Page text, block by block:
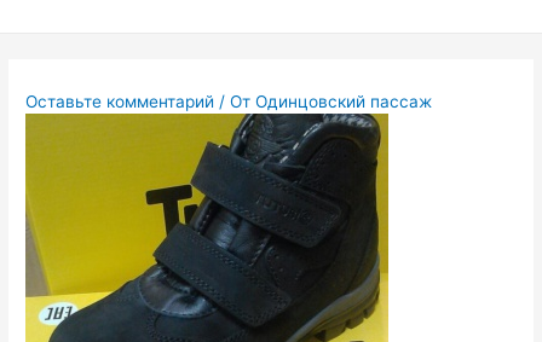
Оставьте комментарий / От Одинцовский пассаж